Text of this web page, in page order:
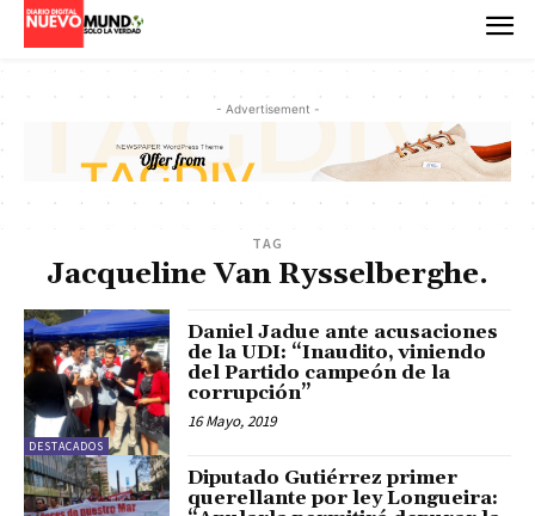
- Advertisement -
TAG
Jacqueline Van Rysselberghe.
DESTACADOS
Daniel Jadue ante acusaciones
de la UDI: “Inaudito, viniendo
del Partido campeón de la
corrupción”
16 Mayo, 2019
Diputado Gutiérrez primer
querellante por ley Longueira: